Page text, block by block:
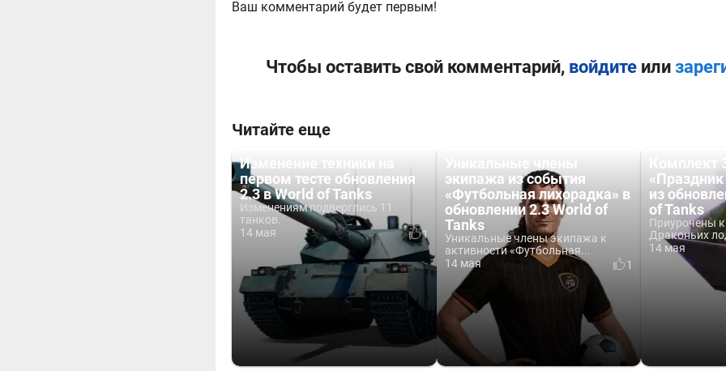
Ваш комментарий будет первым!
Чтобы оставить свой комментарий, войдитеили
Читайте еще
Изменение техники на
первом тесте обновления
2.3 в World of Tanks
Изменениям подверглись 11
танков.
14 мая
1
экипажа из события
«Футбольная лихорадка» в
обновлении 2.3 World of
Tanks
Уникальные члены экипажа к
активности «Футбольная...
14 мая
1
Комплект
из
of Tanks
Приурочены
Драконьих
14 мая